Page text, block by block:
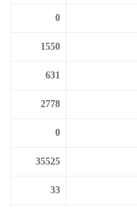
0
1550
631
2778
0
35525
33